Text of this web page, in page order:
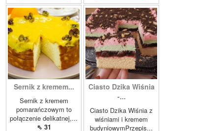
Sernik z kremem...
Sernik z kremem
pomarańczowym to
połączenie delikatnej,...
⇖ 31
Ciasto Dzika Wiśnia
-...
Ciasto Dzika Wiśnia z
wiśniami i kremem
budyniowymPrzepis...